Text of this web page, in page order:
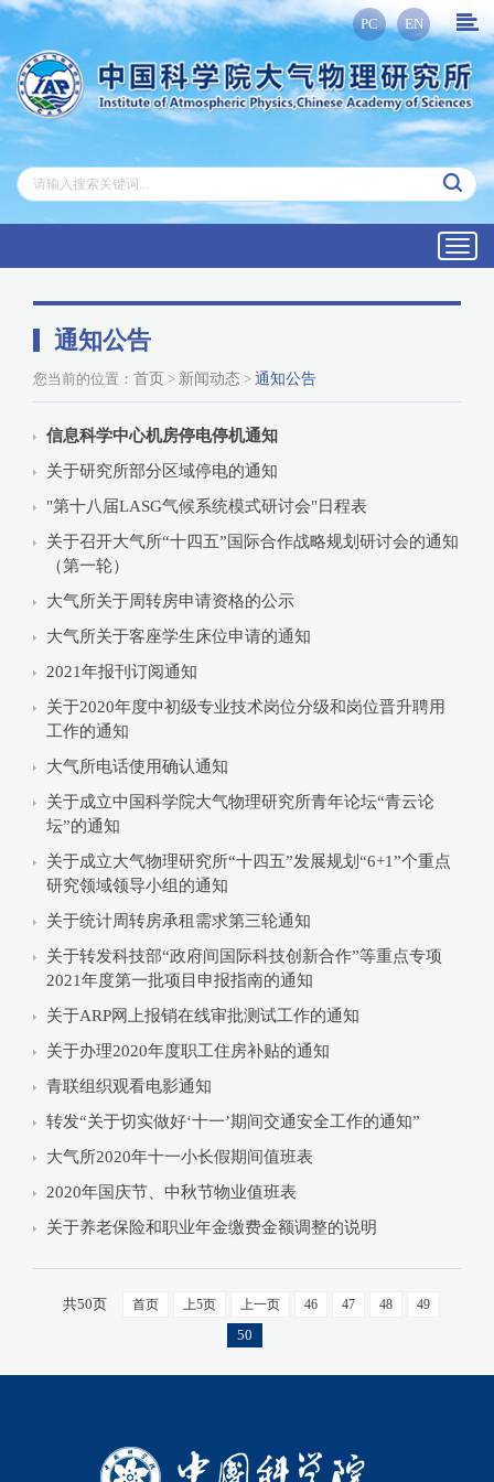
PC EN
通知公告
您当前的位置： 首页 > 新闻动态 > 通知公告
信息科学中心机房停电停机通知
关于研究所部分区域停电的通知
"第十八届LASG气候系统模式研讨会"日程表
关于召开大气所“十四五”国际合作战略规划研讨会的通知
（第一轮）
大气所关于周转房申请资格的公示
大气所关于客座学生床位申请的通知
2021年报刊订阅通知
关于2020年度中初级专业技术岗位分级和岗位晋升聘用
工作的通知
大气所电话使用确认通知
关于成立中国科学院大气物理研究所青年论坛“青云论
坛”的通知
关于成立大气物理研究所“十四五”发展规划“6+1”个重点
研究领域领导小组的通知
关于统计周转房承租需求第三轮通知
关于转发科技部“政府间国际科技创新合作”等重点专项
2021年度第一批项目申报指南的通知
关于ARP网上报销在线审批测试工作的通知
关于办理2020年度职工住房补贴的通知
青联组织观看电影通知
转发“关于切实做好‘十一’期间交通安全工作的通知”
大气所2020年十一小长假期间值班表
2020年国庆节、中秋节物业值班表
关于养老保险和职业年金缴费金额调整的说明
共50页 首页 上5页 上一页 46 47 48 49
50